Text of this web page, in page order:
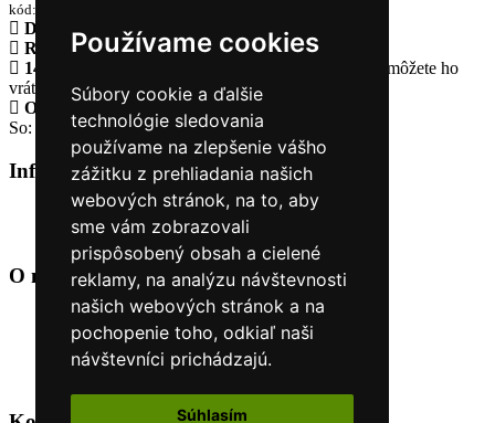
Používame cookies
Súbory cookie a ďalšie
technológie sledovania
používame na zlepšenie vášho
zážitku z prehliadania našich
webových stránok, na to, aby
sme vám zobrazovali
prispôsobený obsah a cielené
reklamy, na analýzu návštevnosti
našich webových stránok a na
pochopenie toho, odkiaľ naši
návštevníci prichádzajú.
Súhlasím
kód:D017AA01
Doprava zadarmo
pri objednávke nad 230€
Rýchle dodanieTovar Vám odošleme do 24 hodín
14 Dní na vrátenie tovaru
Ak Vám tovar nesadne, môžete ho
vrátiť
Otvorené celý týždeň
Po - pia: 8:30 - 16:30
So: 9:00 - 12:00
Informácie+
O nás
Kontakt
O nás +
Úvod
Obchodné podmienky
Nákup na splátky cez Quatro